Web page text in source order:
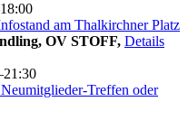
am Thalkirchner Platz
OV STOFF, Details
Treffen oder